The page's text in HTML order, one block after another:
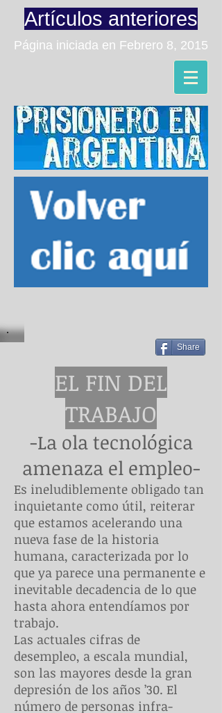
Artículos anteriores
Página iniciada en Febrero 8, 2015
Share
EL FIN DEL
TRABAJO
-La ola tecnológica
amenaza el empleo-
Es ineludiblemente obligado tan
inquietante como útil, reiterar
que estamos acelerando una
nueva fase de la historia
humana, caracterizada por lo
que ya parece una permanente e
inevitable decadencia de lo que
hasta ahora entendíamos por
trabajo.
Las actuales cifras de
desempleo, a escala mundial,
son las mayores desde la gran
depresión de los años ’30. El
número de personas infra-